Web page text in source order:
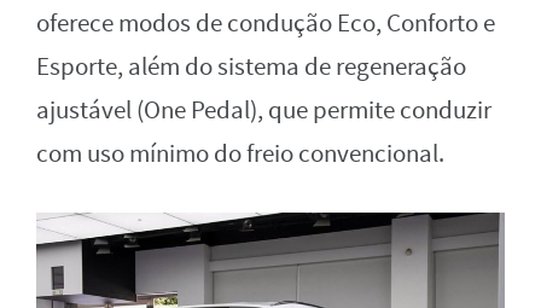
oferece modos de condução Eco, Conforto e
Esporte, além do sistema de regeneração
ajustável (One Pedal), que permite conduzir
com uso mínimo do freio convencional.